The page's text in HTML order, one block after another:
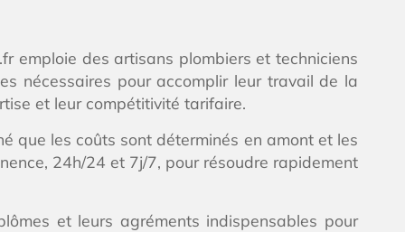
emploie des artisans plombiers et techniciens
nécessaires pour accomplir leur travail de la
et leur compétitivité tarifaire.
que les coûts sont déterminés en amont et les
24h/24 et 7j/7, pour résoudre rapidement
et leurs agréments indispensables pour